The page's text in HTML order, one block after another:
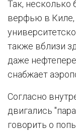
Так, несколько
верфью в Киле,
также вблизи
даже
снабжает
Согласно
двигались
говорить о